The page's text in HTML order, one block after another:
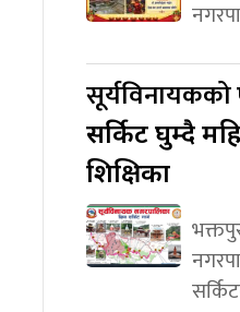
सूर्यविनायकको
सर्किट घुम्दै
शिक्षिका